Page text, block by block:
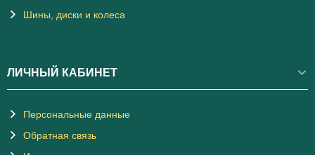
Шины, диски и колеса
ЛИЧНЫЙ КАБИНЕТ
Персональные данные
Обратная связь